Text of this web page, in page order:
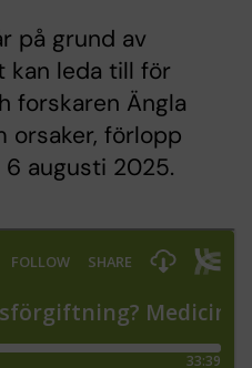
på grund av
kan leda till för
forskaren Ängla
orsaker, förlopp
augusti 2025.